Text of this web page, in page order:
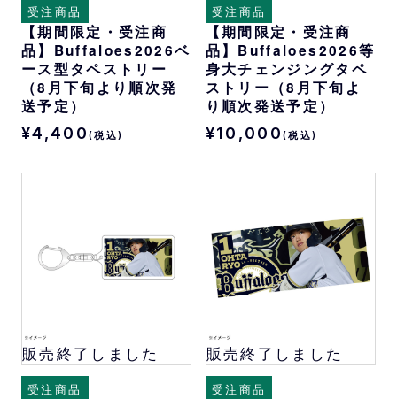
受注商品
【期間限定・受注商
品】Buffaloes2026ベ
ース型タペストリー
（8月下旬より順次発
送予定）
¥4,400 (税込)
受注商品
【期間限定・受注商
品】Buffaloes2026等
身大チェンジングタペ
ストリー（8月下旬よ
り順次発送予定）
¥10,000(税込)
販売終了しました
受注商品
販売終了しました
受注商品